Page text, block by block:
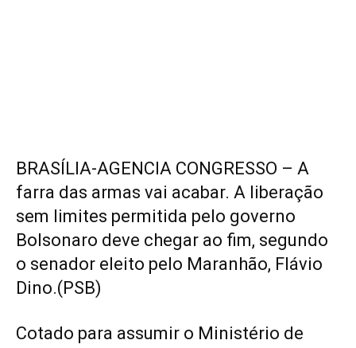
BRASÍLIA-AGENCIA CONGRESSO – A
farra das armas vai acabar. A liberação
sem limites permitida pelo governo
Bolsonaro deve chegar ao fim, segundo
o senador eleito pelo Maranhão, Flávio
Dino.(PSB)
Cotado para assumir o Ministério de